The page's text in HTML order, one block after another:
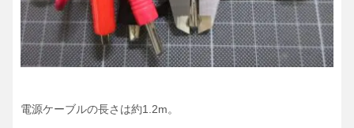
電源ケーブルの長さは約1.2m。